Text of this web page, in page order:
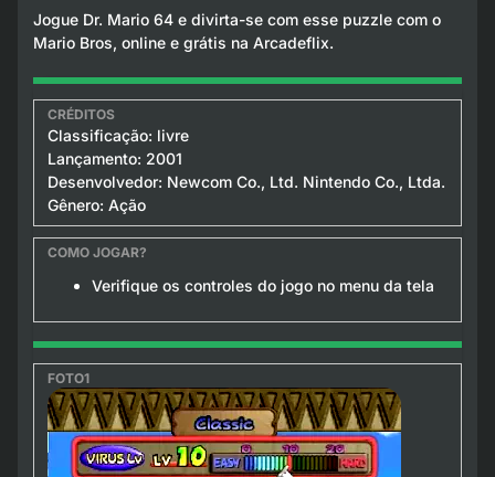
Jogue Dr. Mario 64 e divirta-se com esse puzzle com o
Mario Bros, online e grátis na Arcadeflix.
Classificação: livre
Lançamento: 2001
Desenvolvedor: Newcom Co., Ltd. Nintendo Co., Ltda.
Gênero: Ação
Verifique os controles do jogo no menu da tela